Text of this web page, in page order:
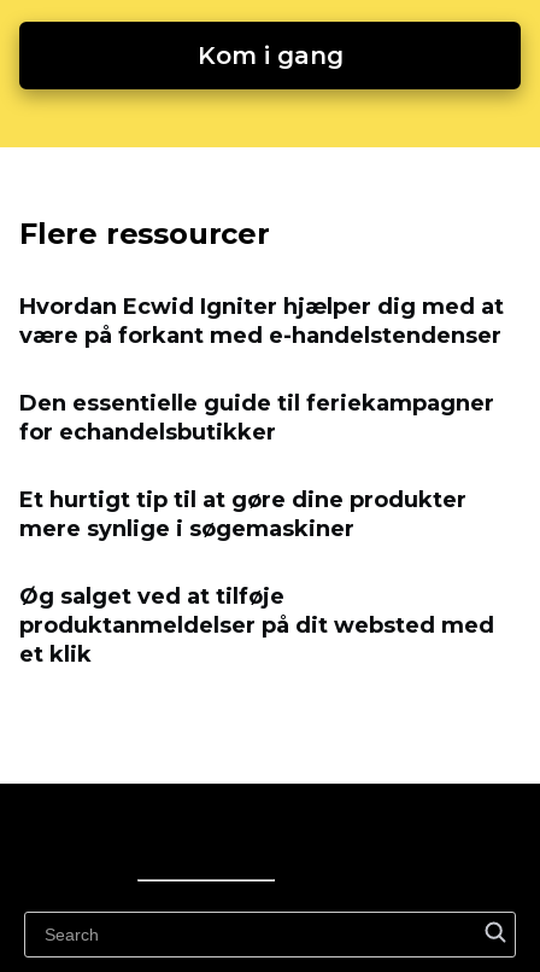
Kom i gang
Flere ressourcer
Hvordan Ecwid Igniter hjælper dig med at
være på forkant med e-handelstendenser
Den essentielle guide til feriekampagner
for eсhandelsbutikker
Et hurtigt tip til at gøre dine produkter
mere synlige i søgemaskiner
Øg salget ved at tilføje
produktanmeldelser på dit websted med
et klik